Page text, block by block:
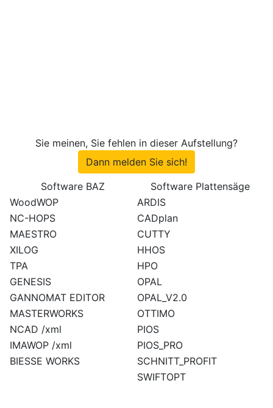
Sie meinen, Sie fehlen in dieser Aufstellung?
Dann melden Sie sich!
Software BAZ
Software Plattensäge
WoodWOP
ARDIS
NC-HOPS
CADplan
MAESTRO
CUTTY
XILOG
HHOS
TPA
HPO
GENESIS
OPAL
GANNOMAT EDITOR
OPAL_V2.0
MASTERWORKS
OTTIMO
NCAD /xml
PIOS
IMAWOP /xml
PIOS_PRO
BIESSE WORKS
SCHNITT_PROFIT
SWIFTOPT